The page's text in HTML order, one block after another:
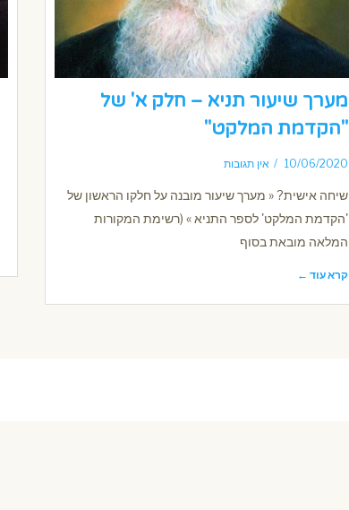
מערך שיעור תניא – חלק א' של
"הקדמת המלקט"
10/06/2020 אין תגובות
שיחה אישית? « מערך שיעור מובנה על חלקו הראשון של
'הקדמת המלקט' לספר התניא » (רשימת המקורות
המלאה מובאת בסוף
קרא עוד ←